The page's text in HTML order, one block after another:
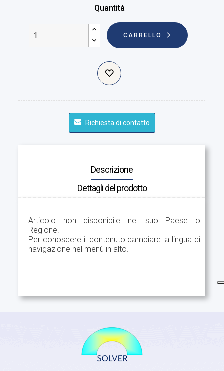
Quantità
CARRELLO
Richiesta di contatto
Descrizione
Dettagli del prodotto
Articolo non disponibile nel suo Paese o
Regione.
Per conoscere il contenuto cambiare la lingua di
navigazione nel menù in alto.